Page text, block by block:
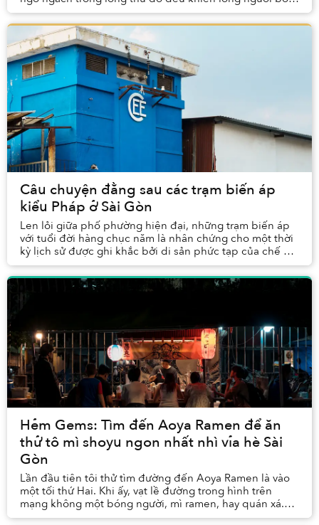
hồi mỗi khi đi tới. Bởi lẽ, nơi ấy vừa ...
Câu chuyện đằng sau các trạm biến áp
kiểu Pháp ở Sài Gòn
Len lỏi giữa phố phường hiện đại, những trạm biến áp
với tuổi đời hàng chục năm là nhân chứng cho một thời
kỳ lịch sử được ghi khắc bởi di sản phức tạp của chế độ
thực dân Pháp.
Hẻm Gems: Tìm đến Aoya Ramen để ăn
thử tô mì shoyu ngon nhất nhì vỉa hè Sài
Gòn
Lần đầu tiên tôi thử tìm đường đến Aoya Ramen là vào
một tối thứ Hai. Khi ấy, vạt lề đường trong hình trên
mạng không một bóng người, mì ramen, hay quán xá.
Tôi tiu nghỉu phát hiện ra quán nghỉ thứ Ha...